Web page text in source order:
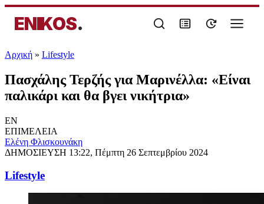
ENIKOS.
Αρχική » Lifestyle
Πασχάλης Τερζής για Μαρινέλλα: «Είναι
παλικάρι και θα βγει νικήτρια»
EN
ΕΠΙΜΕΛΕΙΑ
Ελένη Φλισκουνάκη
ΔΗΜΟΣΙΕΥΣΗ 13:22, Πέμπτη 26 Σεπτεμβρίου 2024
Lifestyle